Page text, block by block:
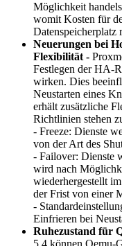
Möglichkeit
womit Kosten für
Datenspeicherplatz
Neuerungen bei
Flexibilität -
Festlegen der HA-
wirken. Dies
Neustarten eines
erhält zusätzliche
Richtlinien stehen
- Freeze: Dienste
von der Art des
- Failover: Dienste
wird nach
wiederhergestellt
der Frist von einer
-
Einfrieren bei
Ruhezustand für
5.4 können Qemu-